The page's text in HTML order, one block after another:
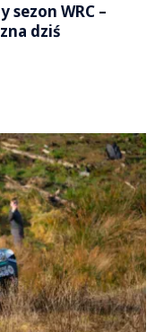
sezon WRC –
dziś